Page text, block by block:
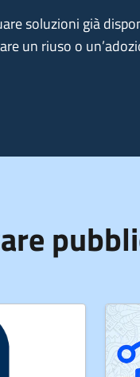
soluzioni già
un riuso o